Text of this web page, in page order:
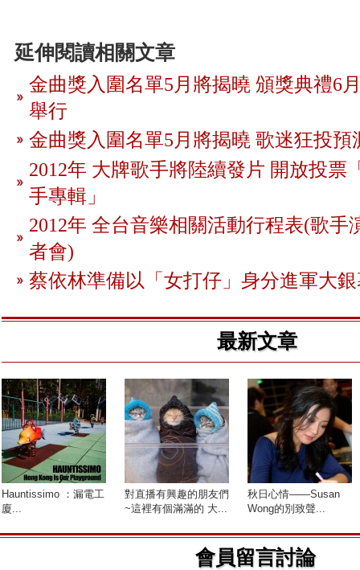
延伸閱讀相關文章
金曲獎入圍名單5月將揭曉 頒獎典禮6
舉行
金曲獎入圍名單5月將揭曉 歌迷狂投預
2012年 大牌歌手將陸續發片 開放投票
手專輯」
2012年 全台音樂相關活動行程表(歌手
者會)
蔡依林準備以「女打仔」身分進軍大
最新文章
​Hauntissimo ：漏電工
廈...
對直播有興趣的朋友們
~這裡有個滿滿的 大...
秋日心情——Susan
Wong的別致聲...
會員留言討論